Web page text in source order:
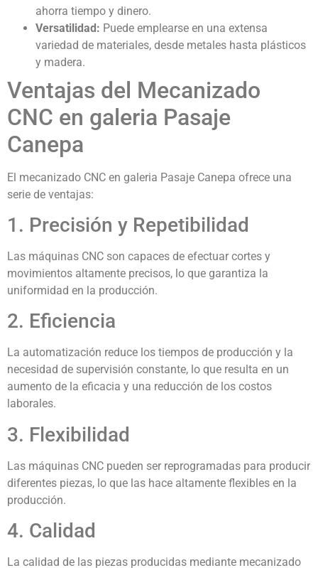
ahorra tiempo y dinero.
Versatilidad: Puede emplearse en una extensa
variedad de materiales, desde metales hasta plásticos
y madera.
Ventajas del Mecanizado
CNC en galeria Pasaje
Canepa
El mecanizado CNC en galeria Pasaje Canepa ofrece una
serie de ventajas:
1. Precisión y Repetibilidad
Las máquinas CNC son capaces de efectuar cortes y
movimientos altamente precisos, lo que garantiza la
uniformidad en la producción.
2. Eficiencia
La automatización reduce los tiempos de producción y la
necesidad de supervisión constante, lo que resulta en un
aumento de la eficacia y una reducción de los costos
laborales.
3. Flexibilidad
Las máquinas CNC pueden ser reprogramadas para producir
diferentes piezas, lo que las hace altamente flexibles en la
producción.
4. Calidad
La calidad de las piezas producidas mediante mecanizado